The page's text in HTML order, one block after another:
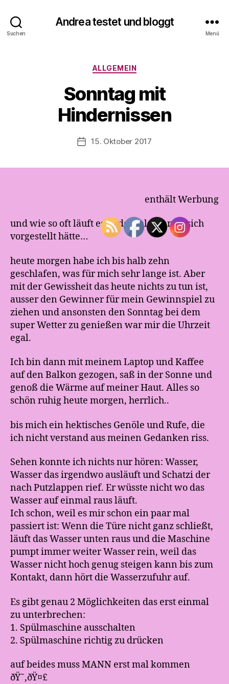
Suchen
Andrea testet und bloggt
Menü
Kategorien
ALLGEMEIN
Sonntag mit
Hindernissen
Beitragsautor
o
n
r
e
t
l
o
t
Veröffentlichungsdatum
15. Oktober 2017
enthält Werbung
und wie so oft läuft es anders als man es sich
vorgestellt hätte…
heute morgen habe ich bis halb zehn
geschlafen, was für mich sehr lange ist. Aber
mit der Gewissheit das heute nichts zu tun ist,
ausser den Gewinner für mein Gewinnspiel zu
ziehen und ansonsten den Sonntag bei dem
super Wetter zu genießen war mir die Uhrzeit
egal.
Ich bin dann mit meinem Laptop und Kaffee
auf den Balkon gezogen, saß in der Sonne und
genoß die Wärme auf meiner Haut. Alles so
schön ruhig heute morgen, herrlich..
bis mich ein hektisches Genöle und Rufe, die
ich nicht verstand aus meinen Gedanken riss.
Sehen konnte ich nichts nur hören: Wasser,
Wasser das irgendwo ausläuft und Schatzi der
nach Putzlappen rief. Er wüsste nicht wo das
Wasser auf einmal raus läuft.
Ich schon, weil es mir schon ein paar mal
passiert ist: Wenn die Türe nicht ganz schließt,
läuft das Wasser unten raus und die Maschine
pumpt immer weiter Wasser rein, weil das
Wasser nicht hoch genug steigen kann bis zum
Kontakt, dann hört die Wasserzufuhr auf.
Es gibt genau 2 Möglichkeiten das erst einmal
zu unterbrechen:
1. Spülmaschine ausschalten
2. Spülmaschine richtig zu drücken
auf beides muss MANN erst mal kommen
ðŸ˜‚ðŸ¤£